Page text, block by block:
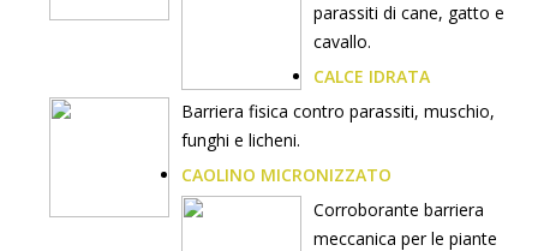
parassiti di cane, gatto e
cavallo.
CALCE IDRATA
Barriera fisica contro parassiti, muschio,
funghi e licheni.
CAOLINO MICRONIZZATO
Corroborante barriera
meccanica per le piante